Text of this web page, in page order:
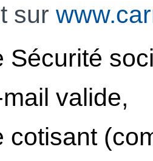
sur
Sécurité
valide,
cotisant